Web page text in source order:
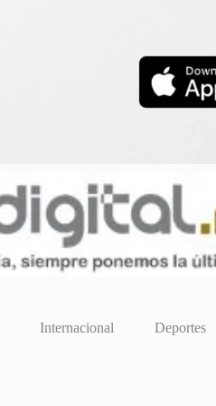
Internacional Deportes